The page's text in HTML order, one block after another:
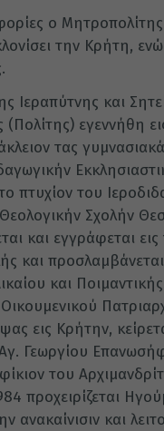
ο Μητροπολίτης
την Κρήτη,
Ιεραπύτνης και
(Πολίτης) εγεννήθη
τας
πτυχίον του
Θεολογικήν Σχολήν
και εγγράφεται
και
και
εις Κρήτην,
Γεωργίου
του
προχειρίζεται
ανακαίνισιν και